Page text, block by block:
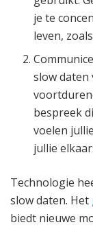
je te
leven,
slow
bespreek
voelen
jullie
Technologie
slow daten. Het
biedt nieuwe